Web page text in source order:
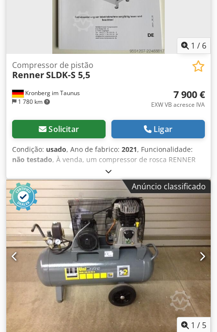
1 / 6
Kronberg im Taunus
1 780 km
Compressor de pistão
RennerSLDK-S 5,5
7 900 €
EXW VB acresce IVA
Solicitar Ligar
Condição: usado, Ano de fabrico: 2021, Funcionalidade:
não testado, À venda, um compressor de rosca RENNER
de alta qualidade, modelo SLDK-S 5,5, sem óleo, com
secador frigorífico e reservatório de pressão integrados.
Dados técnicos: Ano de fabricação: 2021 5,5 kW 627 l/min
de caudal 8 bar de pressão de operação 400 V / 50 Hz / 3
fases Geração de ar comprimido sem óleo SCROLLline
SuperSilent Secador frigorífico integrado Reservatório de
pressão O compressor provém de uma aquisição de
empresa. Desde agosto de 2022, o equipamento não foi
utilizado. Portanto, não podemos garantir o seu
funcionamento atual e vendemos o equipamento
explicitamente como não testado. Visualmente, o
equipamento está em muito bom estado. O manual de
instruções original está disponível. Crodpjzrl Dvofx Agrof A
inspeção é possível mediante agendamento. Venda a
partir do inventário da empresa. A venda é efetuada com
exclusão de qualquer responsabilidade por defeitos
Anúncio classificado
1 / 5